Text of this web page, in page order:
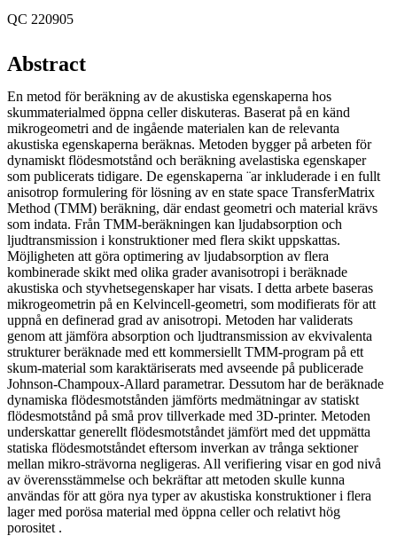
QC 220905
Abstract
En metod för beräkning av de akustiska egenskaperna hos
skummaterialmed öppna celler diskuteras. Baserat på en känd
mikrogeometri and de ingående materialen kan de relevanta
akustiska egenskaperna beräknas. Metoden bygger på arbeten för
dynamiskt flödesmotstånd och beräkning avelastiska egenskaper
som publicerats tidigare. De egenskaperna ¨ar inkluderade i en fullt
anisotrop formulering för lösning av en state space TransferMatrix
Method (TMM) beräkning, där endast geometri och material krävs
som indata. Från TMM-beräkningen kan ljudabsorption och
ljudtransmission i konstruktioner med flera skikt uppskattas.
Möjligheten att göra optimering av ljudabsorption av flera
kombinerade skikt med olika grader avanisotropi i beräknade
akustiska och styvhetsegenskaper har visats. I detta arbete baseras
mikrogeometrin på en Kelvincell-geometri, som modifierats för att
uppnå en definerad grad av anisotropi. Metoden har validerats
genom att jämföra absorption och ljudtransmission av ekvivalenta
strukturer beräknade med ett kommersiellt TMM-program på ett
skum-material som karaktäriserats med avseende på publicerade
Johnson-Champoux-Allard parametrar. Dessutom har de beräknade
dynamiska flödesmotstånden jämförts medmätningar av statiskt
flödesmotstånd på små prov tillverkade med 3D-printer. Metoden
underskattar generellt flödesmotståndet jämfört med det uppmätta
statiska flödesmotståndet eftersom inverkan av trånga sektioner
mellan mikro-strävorna negligeras. All verifiering visar en god nivå
av överensstämmelse och bekräftar att metoden skulle kunna
användas för att göra nya typer av akustiska konstruktioner i flera
lager med porösa material med öppna celler och relativt hög
porositet .